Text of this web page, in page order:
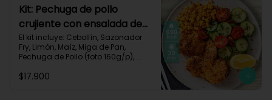
Grasas 62g | Proteínas 49g
Kit: Pechuga de pollo
crujiente con ensalada de
pepino y maíz-8
El kit incluye: Cebollín, Sazonador
Fry, Limón, Maíz, Miga de Pan,
Pechuga de Pollo (foto 160g/p),
Cherry y Receta Impresa.
$17.900